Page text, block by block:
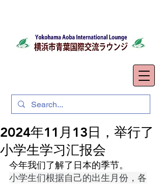
2024年11月13日，举行了
小学生学习汇报会
今年我们了解了日本的季节。
小学生们根据自己的出生月份，各